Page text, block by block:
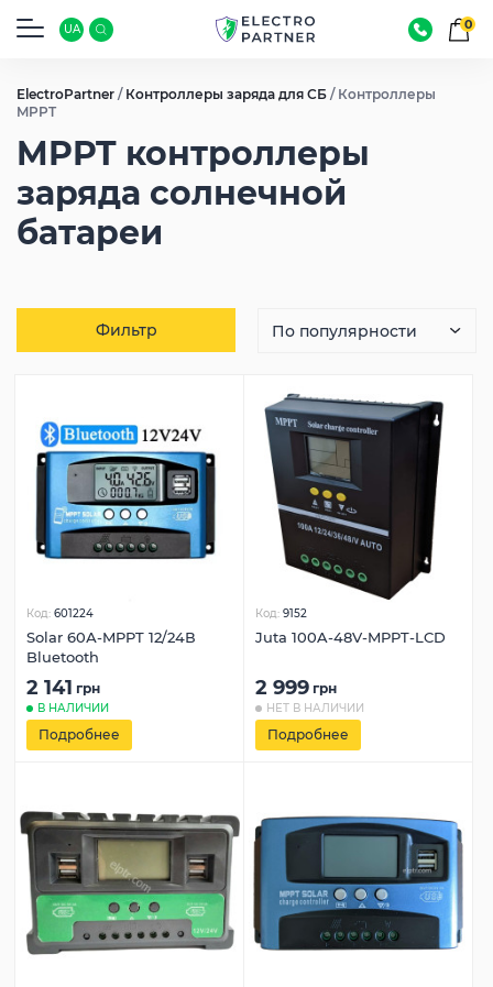
UA 0
ElectroPartner / Контроллеры заряда для СБ / Контроллеры
MPPT
MPPT контроллеры
заряда солнечной
батареи
Фильтр
Код: 601224
Solar 60А-MPPT 12/24В
Bluetooth
2 141 грн
В НАЛИЧИИ
Подробнее
Код: 9152
Juta 100A-48V-MPPT-LCD
2 999 грн
НЕТ В НАЛИЧИИ
Подробнее